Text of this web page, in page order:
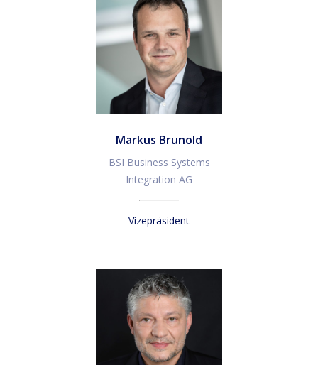
Markus Brunold
BSI Business Systems
Integration AG
Vizepräsident